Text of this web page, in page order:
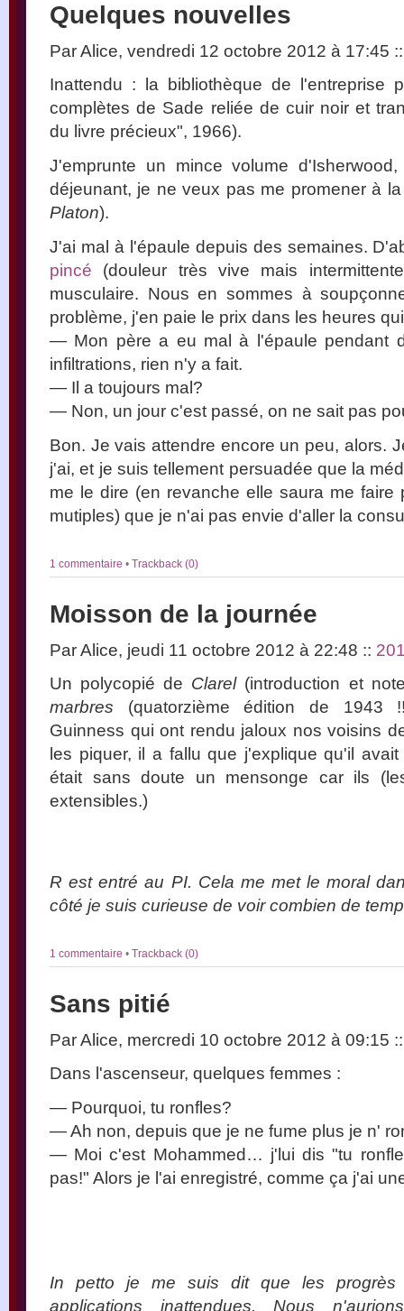
Quelques nouvelles
Par Alice, vendredi 12 octobre 2012 à 17:45 ::
Inattendu : la bibliothèque de l'entreprise
complètes de Sade reliée de cuir noir et
du livre précieux", 1966).
J'emprunte un mince volume
déjeunant, je ne veux pas me promener à
Platon).
J'ai mal à l'épaule depuis des semaines.
pincé (douleur très vive mais
musculaire. Nous en sommes à
problème, j'en paie le prix dans les heures
— Mon père a eu mal à l'épaule pendant
infiltrations, rien n'y a fait.
— Il a toujours mal?
— Non, un jour c'est passé, on ne sait pas
Bon. Je vais attendre encore un peu, alors.
j'ai, et je suis tellement persuadée que la
me le dire (en revanche elle saura me
mutiples) que je n'ai pas envie d'aller la
1 commentaire • Trackback (0)
Moisson de la journée
Par Alice, jeudi 11 octobre 2012 à 22:48 ::
Un polycopié de Clarel(introduction et
marbres (quatorzième édition de 1943
Guinness qui ont rendu jaloux nos voisins
les piquer, il a fallu que j'explique qu'il
était sans doute un mensonge car ils
extensibles.)
R est entré au PI. Cela me met le moral
côté je suis curieuse de voir combien de
1 commentaire • Trackback (0)
Sans pitié
Par Alice, mercredi 10 octobre 2012 à 09:15 ::
Dans l'ascenseur, quelques femmes :
— Pourquoi, tu ronfles?
— Ah non, depuis que je ne fume plus je n'
— Moi c'est Mohammed… j'lui dis "tu
pas!" Alors je l'ai enregistré, comme ça j'ai
In petto je me suis dit que les progrès
applications inattendues. Nous